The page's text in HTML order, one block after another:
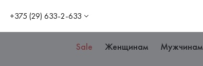
+375 (29) 633-2-633
Sale Женщинам Мужчинам